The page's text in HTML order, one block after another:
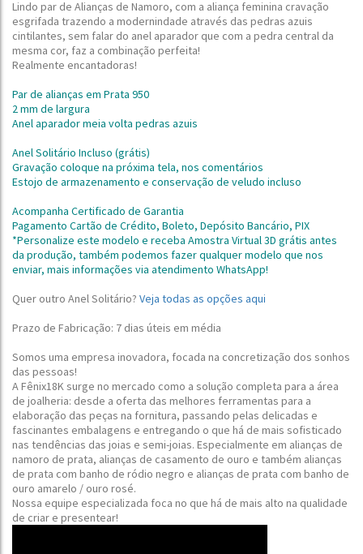
Lindo par de Alianças de Namoro, com a aliança feminina cravação
esgrifada trazendo a modernindade através das pedras azuis
cintilantes, sem falar do anel aparador que com a pedra central da
mesma cor, faz a combinação perfeita!
Realmente encantadoras!
Par de alianças em Prata 950
2 mm de largura
Anel aparador meia volta pedras azuis
Anel Solitário Incluso (grátis)
Gravação coloque na próxima tela, nos comentários
Estojo de armazenamento e conservação de veludo incluso
Acompanha Certificado de Garantia
Pagamento Cartão de Crédito, Boleto, Depósito Bancário, PIX
*Personalize este modelo e receba Amostra Virtual 3D grátis antes
da produção, também podemos fazer qualquer modelo que nos
enviar, mais informações via atendimento WhatsApp!
Quer outro Anel Solitário? Veja todas as opções aqui
Prazo de Fabricação: 7 dias úteis em média
Somos uma empresa inovadora, focada na concretização dos sonhos
das pessoas!
A Fênix18K surge no mercado como a solução completa para a área
de joalheria: desde a oferta das melhores ferramentas para a
elaboração das peças na fornitura, passando pelas delicadas e
fascinantes embalagens e entregando o que há de mais sofisticado
nas tendências das joias e semi-joias. Especialmente em alianças de
namoro de prata, alianças de casamento de ouro e também alianças
de prata com banho de ródio negro e alianças de prata com banho de
ouro amarelo / ouro rosé.
Nossa equipe especializada foca no que há de mais alto na qualidade
de criar e presentear!